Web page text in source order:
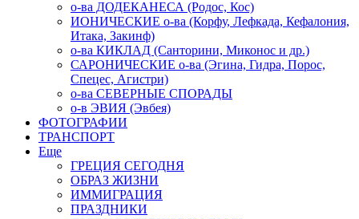
о-ва ДОДЕКАНЕСА (Родос, Кос)
ИОНИЧЕСКИЕ о-ва (Корфу, Лефкада, Кефалония,
Итака, Закинф)
о-ва КИКЛАД (Санторини, Миконос и др.)
САРОНИЧЕСКИЕ о-ва (Эгина, Гидра, Порос,
Спецес, Агистри)
о-ва СЕВЕРНЫЕ СПОРАДЫ
о-в ЭВИЯ (Эвбея)
ФОТОГРАФИИ
ТРАНСПОРТ
Еще
ГРЕЦИЯ СЕГОДНЯ
ОБРАЗ ЖИЗНИ
ИММИГРАЦИЯ
ПРАЗДНИКИ